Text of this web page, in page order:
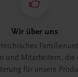
Wir über uns
und Mitarbeitern, die
für unsere